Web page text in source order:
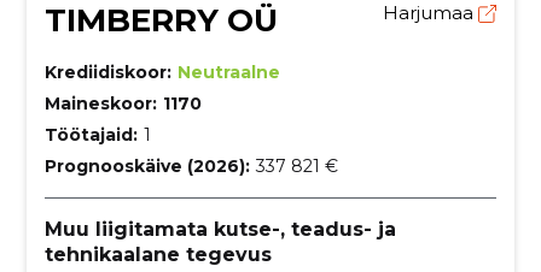
TIMBERRY OÜ Harjumaa
Krediidiskoor: Neutraalne
Maineskoor: 1170
Töötajaid: 1
Prognooskäive (2026): 337 821 €
Muu liigitamata kutse-, teadus- ja
tehnikaalane tegevus